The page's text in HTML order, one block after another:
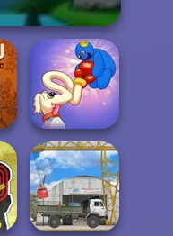
Long Dog - Long
Nose